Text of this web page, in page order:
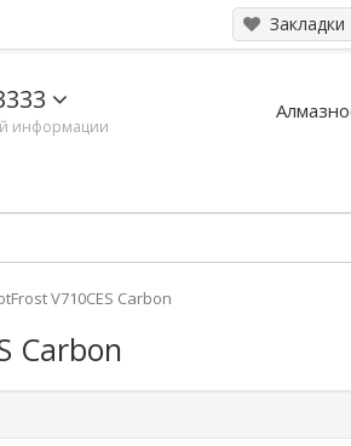
Закладки
информации
V710CES Carbon
Carbon